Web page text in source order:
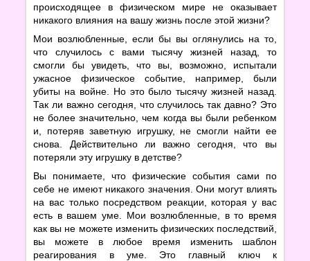
происходящее в физическом мире не оказывает
никакого влияния на вашу жизнь после этой жизни?
Мои возлюбленные, если бы вы оглянулись на то,
что случилось с вами тысячу жизней назад, то
смогли бы увидеть, что вы, возможно, испытали
ужасное физическое событие, например, были
убиты на войне. Но это было тысячу жизней назад.
Так ли важно сегодня, что случилось так давно? Это
не более значительно, чем когда вы были ребенком
и, потеряв заветную игрушку, не смогли найти ее
снова. Действительно ли важно сегодня, что вы
потеряли эту игрушку в детстве?
Вы понимаете, что физические события сами по
себе не имеют никакого значения. Они могут влиять
на вас только посредством реакции, которая у вас
есть в вашем уме. Мои возлюбленные, в то время
как вы не можете изменить физических последствий,
вы можете в любое время изменить шаблон
реагирования в уме. Это главный ключ к